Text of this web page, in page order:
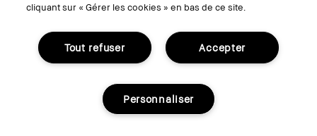
Conditions Générales de Vente
Politique de Confidentialité
Accessibilité ou Distribution
Consignes de tri
Gérer les Cookies
cliquant sur « Gérer les cookies » en bas de ce site.
Accepter
Tout refuser
Personnaliser